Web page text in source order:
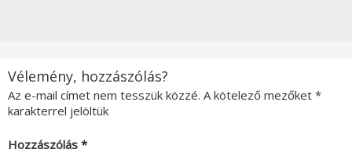
Vélemény, hozzászólás?
Az e-mail címet nem tesszük közzé. A kötelező mezőket *
karakterrel jelöltük
Hozzászólás *